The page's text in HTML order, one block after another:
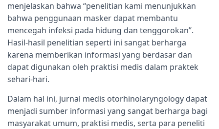
menjelaskan bahwa “penelitian kami menunjukkan
bahwa penggunaan masker dapat membantu
mencegah infeksi pada hidung dan tenggorokan”.
Hasil-hasil penelitian seperti ini sangat berharga
karena memberikan informasi yang berdasar dan
dapat digunakan oleh praktisi medis dalam praktek
sehari-hari.
Dalam hal ini, jurnal medis otorhinolaryngology dapat
menjadi sumber informasi yang sangat berharga bagi
masyarakat umum, praktisi medis, serta para peneliti